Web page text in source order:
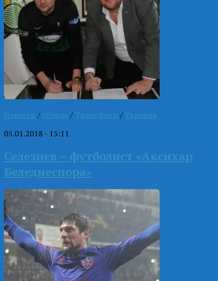
Новости / Общие / Трансферы / Украина
05.01.2018 - 15:11
Селезнев – футболист «Аксихар
Беледиеспора»